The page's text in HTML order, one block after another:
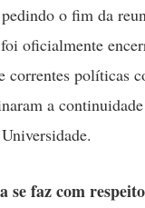
o fim da
oficialmente
correntes políticas
a
se faz com